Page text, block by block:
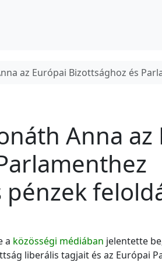
az Európai Bizottsághoz és
Anna az
pénzek
a közösségi médiában jelentette
liberális tagjait és az Európai